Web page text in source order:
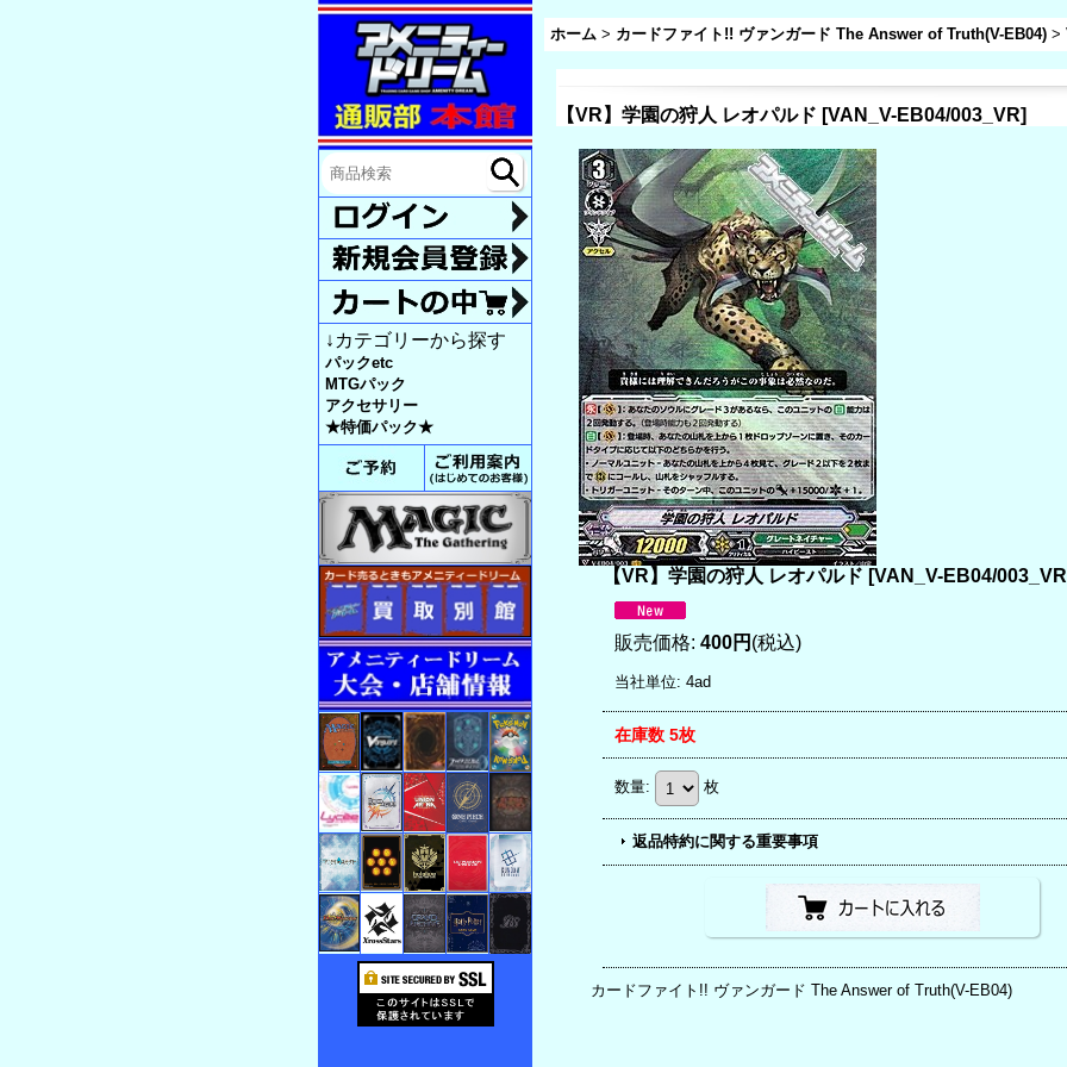
ホーム > カードファイト!! ヴァンガード The Answer of Truth(V-EB04) >
↓カテゴリーから探す
パックetc
MTGパック
アクセサリー
★特価パック★
【VR】学園の狩人 レオパルド [VAN_V-EB04/003_VR]
【VR】学園の狩人 レオパルド [VAN_V-EB04/003_VR
販売価格: 400円 (税込)
当社単位: 4ad
在庫数 5枚
数量: 枚
返品特約に関する重要事項
カードファイト!! ヴァンガード The Answer of Truth(V-EB04)